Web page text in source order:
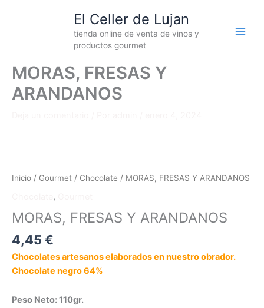
El Celler de Lujan
tienda online de venta de vinos y
productos gourmet
MORAS, FRESAS Y
ARANDANOS
Inicio / Gourmet / Chocolate / MORAS, FRESAS Y ARANDANOS
,
MORAS, FRESAS Y ARANDANOS
4,45 €
Chocolates artesanos elaborados en nuestro obrador.
Chocolate negro 64%
Peso Neto: 110gr.
Y